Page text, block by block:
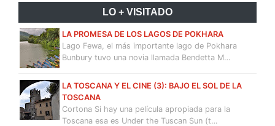
LO + VISITADO
LA PROMESA DE LOS LAGOS DE POKHARA
Lago Fewa, el más importante lago de Pokhara
Bunbury tuvo una novia llamada Bendetta M…
LA TOSCANA Y EL CINE (3): BAJO EL SOL DE LA
TOSCANA
Cortona Si hay una película apropiada para la
Toscana esa es Under the Tuscan Sun (t…